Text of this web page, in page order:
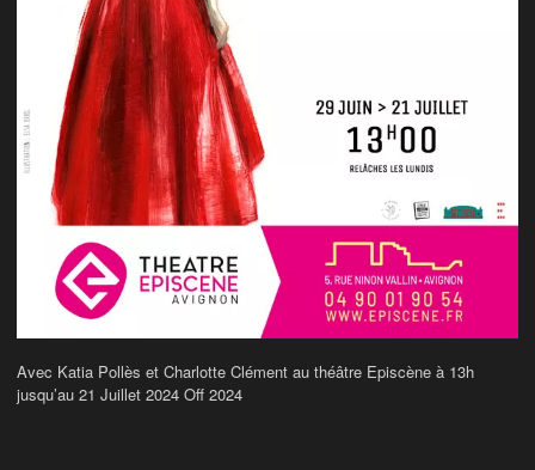
Avec Katia Pollès et Charlotte Clément au théâtre Episcène à 13h
jusqu’au 21 Juillet 2024 Off 2024